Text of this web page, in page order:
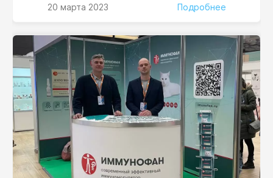
Уважаемые коллеги, приглашаем всех желающих
Нестерова Ирина Вадимовна –– д.м.н., профессор,
профессор кафедры клинической иммунологии,
аллергологии и адаптологии ФНМО МИ, ФГАОУ ВО
«Российский университет дружбы народов»
Минобрнауки…
20 марта 2023 Подробнее